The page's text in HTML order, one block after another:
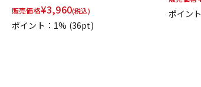
販売価格¥3,960(税込)
ポイント：1% (36pt)
ポイン